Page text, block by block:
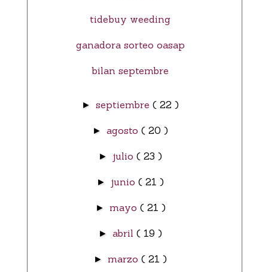
tidebuy weeding
ganadora sorteo oasap
bilan septembre
► septiembre ( 22 )
► agosto ( 20 )
► julio ( 23 )
► junio ( 21 )
► mayo ( 21 )
► abril ( 19 )
► marzo ( 21 )